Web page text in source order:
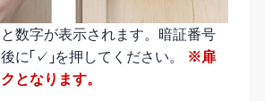
数字が表示されます。暗証番号
に「✓」を押してください。
※扉
となります。